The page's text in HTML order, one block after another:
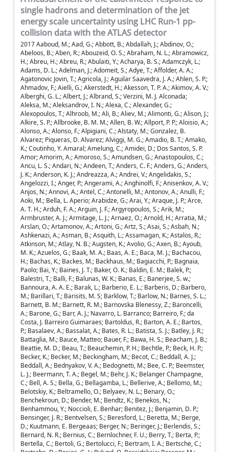
single hadrons and determination of the jet
energy scale uncertainty using LHC Run-1 pp-
collision data with the ATLAS detector
2017 Aaboud, M.; Aad, G.; Abbott, B.; Abdallah, J.; Abdinov, O.; Abeloos, B.; Aben, R.; Abouzeid, O. S.; Abraham, N. L.; Abramowicz, H.; Abreu, H.; Abreu, R.; Abulaiti, Y.; Acharya, B. S.; Adamczyk, L.; Adams, D. L.; Adelman, J.; Adomeit, S.; Adye, T.; Affolder, A. A.; Agatonovic Jovin, T.; Agricola, J.; Aguilar Saavedra, J. A.; Ahlen, S. P.; Ahmadov, F.; Aielli, G.; Akerstedt, H.; Akesson, T. P. A.; Akimov, A. V.; Alberghi, G. L.; Albert, J.; Albrand, S.; Verzini, M. J. Alconada; Aleksa, M.; Aleksandrov, I. N.; Alexa, C.; Alexander, G.; Alexopoulos, T.; Alhroob, M.; Ali, B.; Aliev, M.; Alimonti, G.; Alison, J.; Alkire, S. P.; Allbrooke, B. M. M.; Allen, B. W.; Allport, P. P.; Aloisio, A.; Alonso, A.; Alonso, F.; Alpigiani, C.; Alstaty, M.; Gonzalez, B. Alvarez; Piqueras, D. Alvarez; Alviggi, M. G.; Amadio, B. T.; Amako, K.; Coutinho, Y. Amaral; Amelung, C.; Amidei, D.; Dos Santos, S. P. Amor; Amorim, A.; Amoroso, S.; Amundsen, G.; Anastopoulos, C.; Ancu, L. S.; Andari, N.; Andeen, T.; Anders, C. F.; Anders, G.; Anders, J. K.; Anderson, K. J.; Andreazza, A.; Andrei, V.; Angelidakis, S.; Angelozzi, I.; Anger, P.; Angerami, A.; Anghinolfi, F.; Anisenkov, A. V.; Anjos, N.; Annovi, A.; Antel, C.; Antonelli, M.; Antonov, A.; Anulli, F.; Aoki, M.; Bella, L. Aperio; Arabidze, G.; Arai, Y.; Araque, J. P.; Arce, A. T. H.; Arduh, F. A.; Arguin, J. F.; Argyropoulos, S.; Arik, M.; Armbruster, A. J.; Armitage, L. J.; Arnaez, O.; Arnold, H.; Arratia, M.; Arslan, O.; Artamonov, A.; Artoni, G.; Artz, S.; Asai, S.; Asbah, N.; Ashkenazi, A.; Asman, B.; Asquith, L.; Assamagan, K.; Astalos, R.; Atkinson, M.; Atlay, N. B.; Augsten, K.; Avolio, G.; Axen, B.; Ayoub, M. K.; Azuelos, G.; Baak, M. A.; Baas, A. E.; Baca, M. J.; Bachacou, H.; Bachas, K.; Backes, M.; Backhaus, M.; Bagiacchi, P.; Bagnaia, Paolo; Bai, Y.; Baines, J. T.; Baker, O. K.; Baldin, E. M.; Balek, P.; Balestri, T.; Balli, F.; Balunas, W. K.; Banas, E.; Banerjee, S. w.; Bannoura, A. A. E.; Barak, L.; Barberio, E. L.; Barberis, D.; Barbero, M.; Barillari, T.; Barisits, M. S; Barklow, T.; Barlow, N.; Barnes, S. L.; Barnett, B. M.; Barnett, R. M.; Barnovska Blenessy, Z.; Baroncelli, A.; Barone, G.; Barr, A. J.; Navarro, L. Barranco; Barreiro, F.; da Costa, J. Barreiro Guimaraes; Bartoldus, R.; Barton, A. E.; Bartos, P.; Basalaev, A.; Bassalat, A.; Bates, R. L.; Batista, S. J.; Batley, J. R.; Battaglia, M.; Bauce, Matteo; Bauer, F.; Bawa, H. S.; Beacham, J. B.; Beattie, M. D.; Beau, T.; Beauchemin, P. H.; Bechtle, P.; Beck, H. P.; Becker, K.; Becker, M.; Beckingham, M.; Becot, C.; Beddall, A. J.; Beddall, A.; Bednyakov, V. A.; Bedognetti, M.; Bee, C. P.; Beemster, L. J.; Beermann, T. A.; Begel, M.; Behr, J. K.; Belanger Champagne, C.; Bell, A. S.; Bella, G.; Bellagamba, L.; Bellerive, A.; Bellomo, M.; Belotskiy, K.; Beltramello, O.; Belyaev, N. L.; Benary, O.; Benchekroun, D.; Bender, M.; Bendtz, K.; Benekos, N.; Benhammou, Y.; Noccioli, E. Benhar; Benitez, J.; Benjamin, D. P.; Bensinger, J. R.; Bentvelsen, S.; Beresford, L.; Beretta, M.; Berge, D.; Kuutmann, E. Bergeaas; Berger, N.; Beringer, J.; Berlendis, S.; Bernard, N. R.; Bernius, C.; Bernlochner, F. U.; Berry, T.; Berta, P.; Bertella, C.; Bertoli, G.; Bertolucci, F.; Bertram, I. A.; Bertsche, C.; Bertsche, D.; Besjes, G. J.; Bylund, O. Bessidskaia; Bessner, M.; Besson, N.; Betancourt, C.; Bethke, S.; Bevan, A. J.; Bianchi, R. M.; Bianchini, L.; Bianco, M.; Biebel, O.; Biedermann, D.; Bielski, R.; Biesuz, N. V.; Biglietti, M.; De Mendizabal, J. Bilbao; Billoud, T. R. V.; Bilokon, H.; Bindi, M.; Binet, S.; Bingul, A.; Bini, Cesare; Biondi, S.; Bjergaard, D. M.; Black, C. W.; Black, J. E.; Black, K. M.; Blackburn, D.; Blair, R. E.; Blanchard, J. B.; Blazek, T.; Bloch, I.; Blocker, C.; Blum, W.; Blumenschein, U.; Blunier, S.; Bobbink, G. J.; Bobrovnikov, V. S.; Bocchetta, S. S.; Bocci, A.; Bock, C.; Boehler, M.; Boerner, D.; Bogaerts, J. A.; Bogavac, D.; Bogdanchikov, A. G.; Bohm, C.; Boisvert, V.; Bokan, P.; Bold, T.; Boldyrev, A. S.; Bomben, M.; Bona, M.; Boonekamp, M.; Borisov, A.; Borissov, G.; Bortfeldt, J.; Bortoletto, D.; Bortolotto, V.; Bos, K.; Boscherini, D.; Bosman, M.; Sola, J. D. Bossio; Boudreau, J.; Bouffard, J.; Bouhova Thacker, E. V.; Boumediene, D.; Bourdarios, C.; Boutle, S. K.; Boveia, A.; Boyd, J.; Boyko, I. R.; Bracinik, J.; Brandt, A.; Brandt, G.; Brandt, O.; Bratzler, U.; Brau, B.; Brau, J. E.; Braun, H. M.; Madden, W. D. Breaden; Brendlinger, K.; Brennan, A. J.; Brenner, L.; Brenner, R.; Bressler, S.; Bristow, T. M.; Britton, D.; Britzger, D.; Brochu, F. M.; Brock, I.; Brock, R.; Brooijmans, G.; Brooks, T.; Brooks, W. K.; Brosamer, J.; Brost, E.; Broughton, J. H.; de Renstrom, P. A. Bruckman; Bruncko, D.; Bruneliere, R.; Bruni, A.; Bruni, G.; Bruni, L. S.; Brunt, Bh; Bruschi, M.; Bruscino, N.; Bryant, P.; Bryngemark, L.; Buanes, T.; Buat, Q.; Buchholz, P.; Buckley, A. G.; Budagov, I. A.; Buehrer, F.; Bugge, M. K.; Bulekov, O.; Bullock, D.; Burckhart, H.; Burdin, S.; Burgard, C. D.; Burghgrave, B.; Burka, K.; Burke, S.; Burmeister, I.; Burr, J. T. P.; Busato, E.; Buscher, D.; Buscher, V.; Bussey, P.; Butler, J. M.; Buttar, C. M.; Butterworth, J. M.; Butti, P.; Buttinger, W.; Buzatu, A.; Buzykaev, A. R.; Urban, S. Cabrera; Caforio, D.; Cairo, V. M.; Cakir, O.; Calace, N.; Calafiura, P.; Calandri, A.; Calderini, G.; Calfayan, P.; Callea, G.; Caloba, L. P.; Lopez, S. Calvente; Calvet, D.; Calvet, S.; Calvet, T. P.; Toro, R. Camacho; Camarda, S.; Camarri, P.; Cameron, D.; Armadans, R. Caminal; Camincher, C.; Campana, S.; Campanelli, M.; Camplani, A.; Campoverde, A.; Canale, V.; Canepa, A.; Bret, M. Cano; Cantero, J.; Cantrill, R.; Cao, T.; Garrido, M. D. M. Capeans; Caprini, I.; Caprini, M.; Capua, M.; Caputo, R.; Carbone, R. M.; Cardarelli, R.; Cardillo, F.; Carli, I.; Carli, T.; Carlino, G.; Carminati, L.; Caron, S.; Carquin, E.; Carrillo Montoya, G. D.; Carter, J. R.; Carvalho, J.; Casadei, D.; Casado, M. P.; Casolino, M.; Casper, D. W.; Castaneda Miranda, E.; Castelijn, R.; Castelli, A.; Gimenez, V. Castillo; Castro, N. F.; Catinaccio, A.; Catmore, J. R.; Cattai, A.; Caudron, J.; Cavaliere, V.; Cavallaro, E.; Cavalli, D.; Cavalli Sforza, M.; Cavasinni, V.; Ceradini, F.; Alberich, L. Cerda; Cerio, B. C.; Cerqueira, A. S.; Cerri, A.; Cerrito, L.; Cerutti, F.; Cerv, M.; Cervelli, A.; Cetin, S. A.; Chafaq, A.; Chakraborty, D.; Chan, S. K.; Chan, Y. L.; Chang, P.; Chapman, J. D.; Charlton, D. G.; Chatterjee, A.; Chau, C. C.; Barajas, C. A. Chavez; Che, S.; Cheatham, S.; Chegwidden, A.; Chekanov, S.; Chekulaev, S. V.; Chelkov, G. A.; Chelstowska, M. A.; Chen, C.; Chen, H.; Chen, K.; Chen, S.; Chen, S.; Chen, X.; Chen, Y.; Cheng, H. C.; Cheng, H. J.; Cheng, Y.; Cheplakov, A.; Cheremushkina, E.; El Moursli, R. Cherkaoui; Chernyatin, V.; Cheu, E.; Chevalier, L.; Chiarella, V.; Chiarelli, G.; Chiodini, G.; Chisholm, A. S.; Chitan, A.; Chizhov, M. V.; Choi, K.; Chomont, A. R.; Chouridou, S.; Chow, B. K. B.; Christodoulou, V.; Chromek Burckhart, D.; Chudoba, J.; Chuinard, A. J.; Chwastowski, J. J.; Chytka, L.; Ciapetti, G.; Ciftci, A. K.; Cinca, D.; Cindro, V.; Cioara, I. A.; Ciocca, C.; Ciocio, A.; Cirotto, F.; Citron, Z. H.; Citterio, M.; Ciubancan, M.; Clark, A.; Clark, B. L.; Clark, M. R.; Clark, P. J.; Clarke, R. N.; Clement, C.; Coadou, Y.; Cobal, M.; Coccaro, A.; Cochran, J.; Colasurdo, L.; Cole, B.; Colijn, A. P.; Collot, J.; Colombo, T.; Compostella, G.; Muino, P. Conde; Coniavitis, E.; Connell, S. H.; Connelly, I. A.; Consorti, V.; Constantinescu, S.; Conti, G.; Conventi, F.; Cooke, M.; Cooper, B. D.; Cooper Sarkar, A. M.; Cormier, K. J. R.; Cornelissen, T.; Corradi, M.; Corriveau, F.; Corso Radu, A.; Cortes Gonzalez, A.; Cortiana, G.; Costa, G.; Costa, M. J.; Costanzo, D.; Cottin, G.; Cowan, G.; Cox, B. E.; Cranmer, K.; Crawley, S. J.; Cree, G.; Crepe Renaudin, S.; Crescioli, F.; Cribbs, W. A.; Ortuzar, M. Crispin; Cristinziani, M.; Croft, V.; Crosetti, G.; Cueto, A.; Donszelmann, T. Cuhadar; Cummings, J.; Curatolo, M.; Cuth, J.; Czirr, H.; Czodrowski, P.; D'Amen, G.; D'Auria, S.; D'Onofrio, M.; De Sousa, M. J. Da Cunha Sargedas; Da Via, C.; Dabrowski, W.; Dado, T.; Dai, T.; Dale, O.; Dallaire, F.; Dallapiccola, C.; Dam, M.; Dandoy, J. R.; Dang, N. P.; Daniells, A. C.; Dann, N. S.; Danninger, M.; Hoffmann, M. Dano; Dao, V.; Darbo, G.; Darmora, S.; Dassoulas, J.; Dattagupta, A.; Davey, W.; David, C.; Davidek, T.; Davies, M.; Davison, P.; Dawe, E.; Dawson, I.; Daya Ishmukhametova, R. K.; De, K.; De Asmundis, R.; De Benedetti, A.; De Castro, S.; DE CECCO, Sandro; De Groot, N.; de Jong, P.; De la Torre, H.; De Lorenzi, F.; De Maria, A.; De Pedis, D.; De Salvo, A.; De Sanctis, U.; De Santo, A.; De Regie, J. B. De Vivie; Dearnaley, W. J.; Debbe, R.; Debenedetti, C.; Dedovich, D. V.; Dehghanian, N.; Deigaard, I.; Del Gaudio, M.; Del Peso, J.; Del Prete, T.; Delgove, D.; Deliot, F.; Delitzsch, C. M.; Deliyergiyev, M.; Dell'Acqua, A.; Dell'Asta, L.; Dell'Orso, M.; Della Pietra, M.; della Volpe, D.; Delmastro, M.; Delsart, P. A.; Demarco, D. A.; Demers, S.; Demichev, M.; Demilly, A.; Denisov, S. P.; Denysiuk, D.; Derendarz, D.; Derkaoui, J. E.; Derue, F.; Dervan, P.; Desch, K.; Deterre, C.; Dette, K.; Deviveiros, P. O.; Dewhurst, A.; Dhaliwal, S.; Di Ciaccio, A.; Di Ciaccio, L.; Di Clemente, W. K.; Di Donato, C.; Di Girolamo, A.; Di Girolamo, B.; Di Micco, B.; Di Nardo, R.; Di Simone, A.; Di Sipio, R.; Di Valentino, D.; Diaconu, C.; Diamond, M.; Dias, F. A.; Diaz, M. A.; Diehl, E. B.; Dietrich, J.; Diglio, S.; Dimitrievska, A.; Dingfelder, J.; Dita, P.; Dita, S.; Dittus, F.; Djama, F.; Djobava, T.; Djuvsland, J. I.; do Vale, M. A. B.; Dobos, D.; Dobre, M.; Doglioni, C.; Dolejsi, J.; Dolezal, Z.; Dolgoshein, B. A.; Donadelli, M.; Donati, S.; Dondero, P.; Donini, J.; Dopke, J.; Doria, A.; Dova, M. T.; Doyle, A. T.; Drechsler, E.; Dris, M.; Du, Y.; Duarte Campderros, J.; Duchovni, E.; Duckeck, G.; Ducu, O. A.; Duda, D.; Dudarev, A.; Duffield, E. M.; Duflot, L.; Duhrssen, M.; Dumancic, M.; Dunford, M.; Yildi